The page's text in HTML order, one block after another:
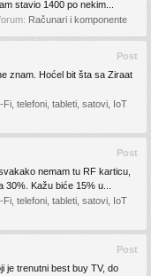
stavio 1400 po nekim...
Računari i komponente
Post
znam. Hoćel bit šta sa Ziraat
Fi, telefoni, tableti, satovi, IoT
Post
nemam tu RF karticu,
Kažu biće 15% u...
Fi, telefoni, tableti, satovi, IoT
Post
je trenutni best buy TV, do